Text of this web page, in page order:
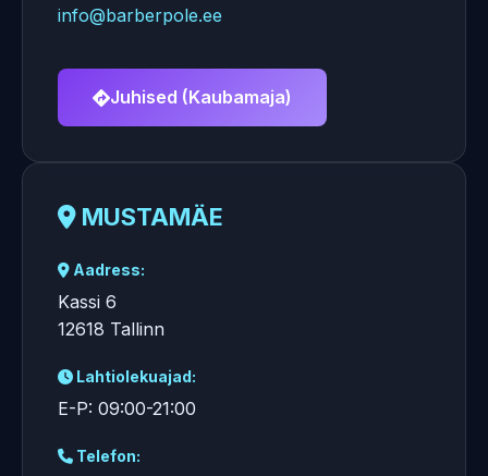
info@barberpole.ee
Juhised (Kaubamaja)
MUSTAMÄE
Aadress:
Kassi 6
12618 Tallinn
Lahtiolekuajad:
E-P: 09:00-21:00
Telefon: